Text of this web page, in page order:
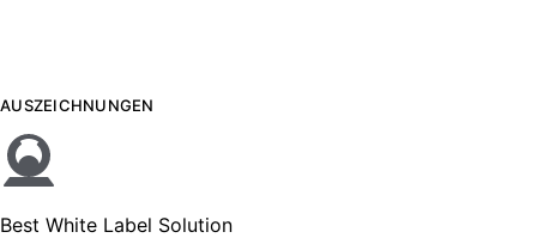
AUSZEICHNUNGEN
Best White Label Solution